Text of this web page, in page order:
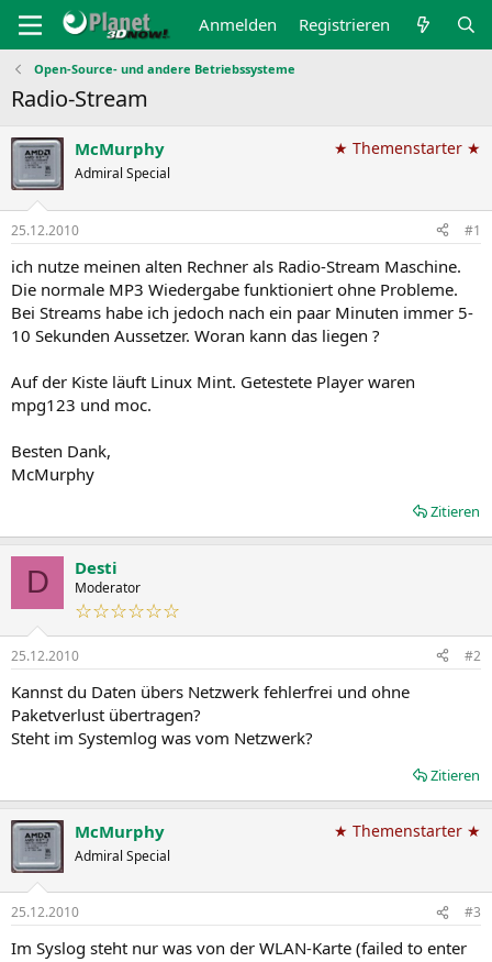
Anmelden Registrieren
Open-Source- und andere Betriebssysteme
Radio-Stream
McMurphy
Admiral Special
★ Themenstarter ★
25.12.2010 #1
ich nutze meinen alten Rechner als Radio-Stream Maschine.
Die normale MP3 Wiedergabe funktioniert ohne Probleme.
Bei Streams habe ich jedoch nach ein paar Minuten immer 5-
10 Sekunden Aussetzer. Woran kann das liegen ?
Auf der Kiste läuft Linux Mint. Getestete Player waren
mpg123 und moc.
Besten Dank,
McMurphy
Zitieren
D Desti
Moderator
☆☆☆☆☆☆
25.12.2010 #2
Kannst du Daten übers Netzwerk fehlerfrei und ohne
Paketverlust übertragen?
Steht im Systemlog was vom Netzwerk?
Zitieren
McMurphy
Admiral Special
★ Themenstarter ★
25.12.2010 #3
Im Syslog steht nur was von der WLAN-Karte (failed to enter